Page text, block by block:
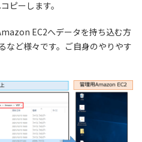
ピーします。
EC2へデータを持ち込む方
など様々です。ご自身のやりやす